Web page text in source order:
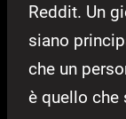
Reddit. Un
siano
che un
è quello che